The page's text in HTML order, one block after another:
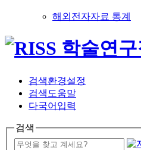
해외전자자료 통계
검색환경설정
검색도움말
다국어입력
검색